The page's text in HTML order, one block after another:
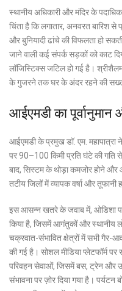
स्थानीय अधिकारी और मंदिर के
चिंता है कि लगातार, अनवरत बारिश
और बुनियादी ढांचे की विफलता हो
जाने वाली कई संपर्क सड़कों को काट
लॉजिस्टिक्स जटिल हो गई है।
के गुजरने तक घर के अंदर रहने की सख्त
आईएमडी का
आईएमडी के प्रमुख डॉ. एम. महापात्रा
पर 90–100 किमी प्रति घंटे की
बाद, सिस्टम के थोड़ा कमजोर होने
तटीय जिलों में व्यापक वर्षा और तूफानी
इस आसन्न खतरे के जवाब में, ओडिशा
किया है, जिसमें आगंतुकों और स्थानीय
चक्रवात-संभावित क्षेत्रों में सभी गैर-
की गई है। सोशल मीडिया प्लेटफॉर्म पर
परिवहन सेवाओं, जिसमें बस, ट्रेन और
संभावना पर ज़ोर दिया गया है। पर्यटन